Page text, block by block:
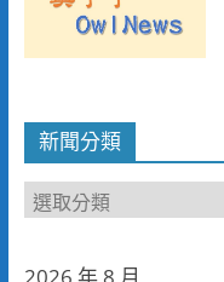
新聞分類
新
2026 年 8 月